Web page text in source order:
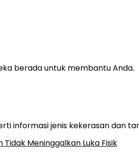
berada untuk membantu Anda.
informasi jenis kekerasan dan